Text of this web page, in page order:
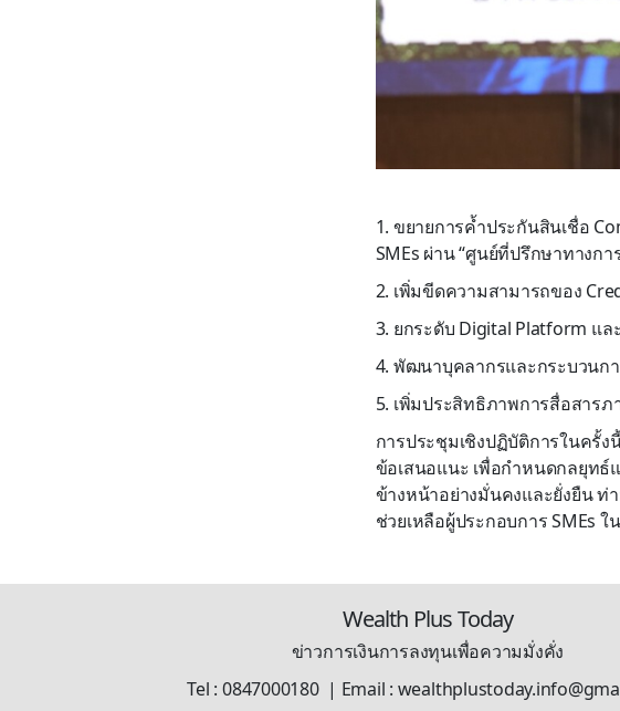
1. ขยายการค้ำประกันสินเชื่อ
SMEs ผ่าน “ศูนย์ที่ปรึกษาทางกา
2. เพิ่มขีดความสามารถของ
3. ยกระดับ Digital Platform แ
4. พัฒนาบุคลากรและกระบวนก
5. เพิ่มประสิทธิภาพการสื่อสาร
การประชุมเชิงปฏิบัติการในครั้
ข้อเสนอแนะ เพื่อกำหนดกลยุทธ์
ข้างหน้าอย่างมั่นคงและยั่งยืน ท่
ช่วยเหลือผู้ประกอบการ SMEs ใ
Wealth Plus Today
ข่าวการเงินการลงทุนเพื่อความมั่งคั่ง
Tel : 0847000180 | Email :